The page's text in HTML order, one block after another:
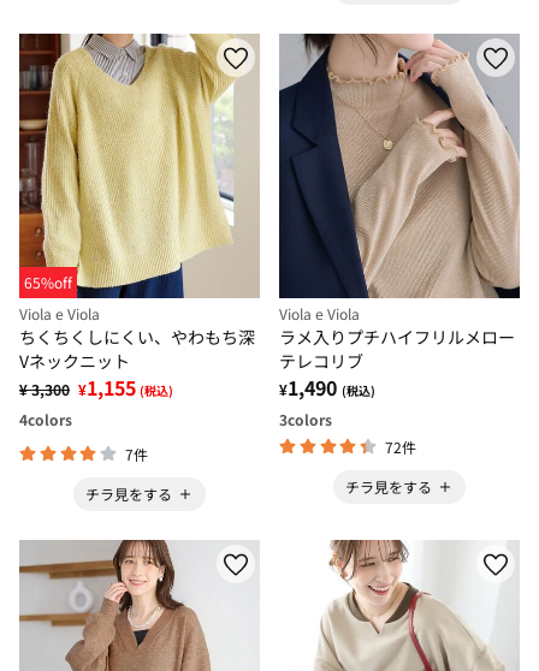
65%off
Viola e Viola
ちくちくしにくい、やわもち深
Vネックニット
¥ 3,300 ¥1,155 (税込)
4colors
7件
チラ見をする
Viola e Viola
ラメ入りプチハイフリルメロー
テレコリブ
¥1,490 (税込)
3colors
72件
チラ見をする